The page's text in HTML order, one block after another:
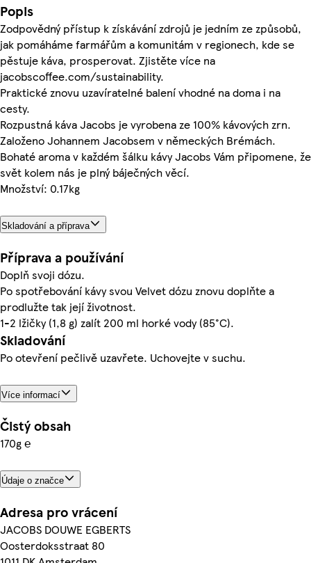
Popis
Zodpovědný přístup k získávání zdrojů je jedním ze způsobů,
jak pomáháme farmářům a komunitám v regionech, kde se
pěstuje káva, prosperovat. Zjistěte více na
jacobscoffee.com/sustainability.
Praktické znovu uzavíratelné balení vhodné na doma i na
cesty.
Rozpustná káva Jacobs je vyrobena ze 100% kávových zrn.
Založeno Johannem Jacobsem v německých Brémách.
Bohaté aroma v každém šálku kávy Jacobs Vám připomene, že
svět kolem nás je plný báječných věcí.
Množství: 0.17kg
Skladování a příprava
Příprava a používání
Doplň svoji dózu.
Po spotřebování kávy svou Velvet dózu znovu doplňte a
prodlužte tak její životnost.
1-2 lžičky (1,8 g) zalít 200 ml horké vody (85°C).
Skladování
Po otevření pečlivě uzavřete. Uchovejte v suchu.
Více informací
Čistý obsah
170g ℮
Údaje o značce
Adresa pro vrácení
JACOBS DOUWE EGBERTS
Oosterdoksstraat 80